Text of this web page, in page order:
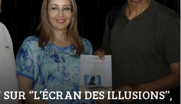
‘’L’ÉCRAN DES ILLUSIONS’’,